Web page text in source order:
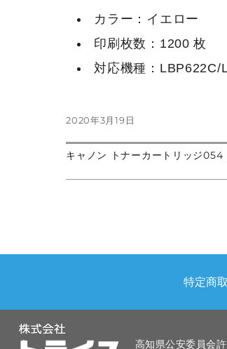
カラー：イエロー
印刷枚数：1200 枚
対応機種：
投
日:
2020年3月19日
投
ビ
ー
シ
前
投
キャノン トナーカートリッジ054
の
特定商
高知県公安委員会